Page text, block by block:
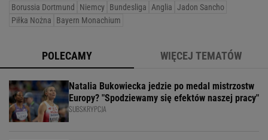
Borussia Dortmund Niemcy Bundesliga Anglia Jadon Sancho
Piłka Nożna
Bayern Monachium
POLECAMY WIĘCEJ TEMATÓW
Natalia Bukowiecka jedzie po medal mistrzostw
Europy? "Spodziewamy się efektów naszej pracy"
SUBSKRYPCJA